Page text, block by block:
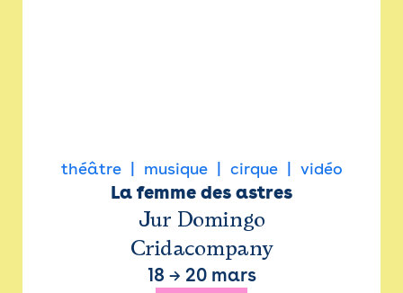
théâtre musique cirque vidéo
La femme des astres
Jur Domingo
Cridacompany
18 → 20 mars